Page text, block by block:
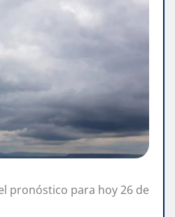
pronóstico para hoy 26 de